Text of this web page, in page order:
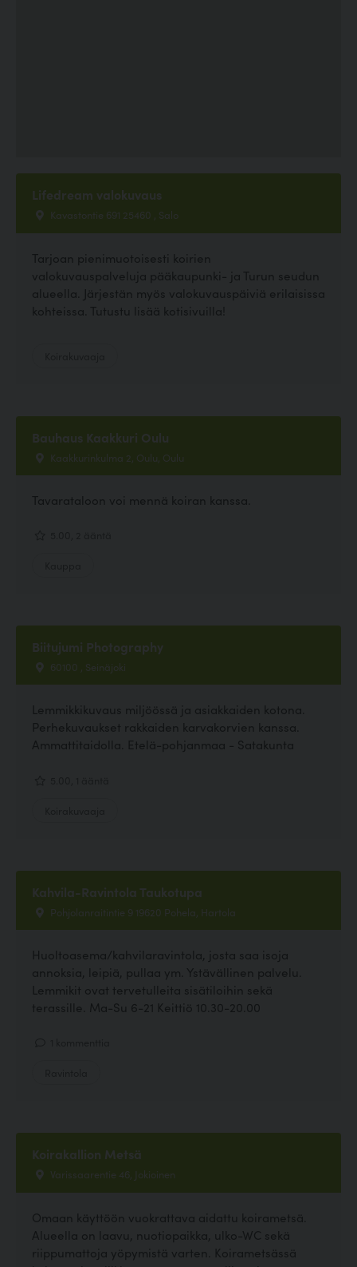
Lifedream valokuvaus
Kavastontie 691 25460 , Salo
Tarjoan pienimuotoisesti koirien
valokuvauspalveluja pääkaupunki- ja Turun seudun
alueella. Järjestän myös valokuvauspäiviä erilaisissa
kohteissa. Tutustu lisää kotisivuilla!
Bauhaus Kaakkuri Oulu
Kaakkurinkulma 2, Oulu, Oulu
Tavarataloon voi mennä koiran kanssa.
Biitujumi Photography
60100 , Seinäjoki
Lemmikkikuvaus miljöössä ja asiakkaiden kotona.
Perhekuvaukset rakkaiden karvakorvien kanssa.
Ammattitaidolla. Etelä-pohjanmaa - Satakunta
Kahvila-Ravintola Taukotupa
Pohjolanraitintie 9 19620 Pohela, Hartola
Huoltoasema/kahvilaravintola, josta saa isoja
annoksia, leipiä, pullaa ym. Ystävällinen palvelu.
Lemmikit ovat tervetulleita sisätiloihin sekä
terassille. Ma-Su 6-21 Keittiö 10.30-20.00
Koirakallion Metsä
Varissaarentie 46, Jokioinen
Omaan käyttöön vuokrattava aidattu koirametsä.
Alueella on laavu, nuotiopaikka, ulko-WC sekä
riippumattoja yöpymistä varten. Koirametsässä